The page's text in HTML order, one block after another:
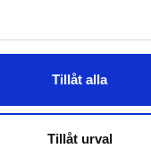
Tillåt alla
Tillåt urval
117.3
E